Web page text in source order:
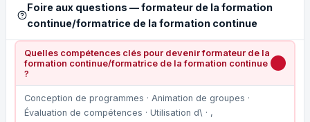
Foire aux questions — formateur de la formation
continue/formatrice de la formation continue
Quelles compétences clés pour devenir formateur de la
formation continue/formatrice de la formation continue
?
Conception de programmes · Animation de groupes ·
Évaluation de compétences · Utilisation d\ · ,